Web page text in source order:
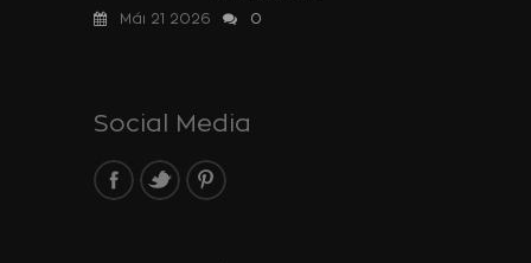
Μάι 21 2026
0
Social Media